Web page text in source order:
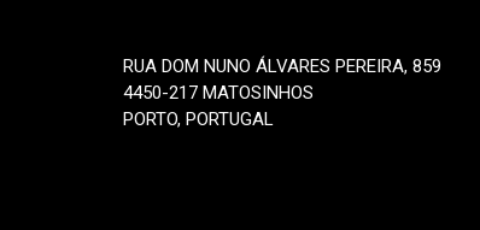
RUA DOM NUNO ÁLVARES PEREIRA, 859
4450-217 MATOSINHOS
PORTO, PORTUGAL